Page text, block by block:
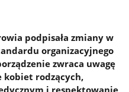
podpisała zmiany w
organizacyjnego
zwraca uwagę
rodzących,
i respektowanie